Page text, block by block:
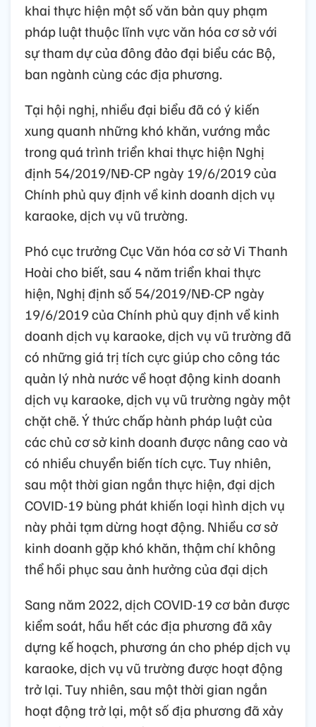
khai thực hiện một số văn bản quy phạm
pháp luật thuộc lĩnh vực văn hóa cơ sở với
sự tham dự của đông đảo đại biểu các Bộ,
ban ngành cùng các địa phương.
Tại hội nghị, nhiều đại biểu đã có ý kiến
xung quanh những khó khăn, vướng mắc
trong quá trình triển khai thực hiện Nghị
định 54/2019/NĐ-CP ngày 19/6/2019 của
Chính phủ quy định về kinh doanh dịch vụ
karaoke, dịch vụ vũ trường.
Phó cục trưởng Cục Văn hóa cơ sở Vi Thanh
Hoài cho biết, sau 4 năm triển khai thực
hiện, Nghị định số 54/2019/NĐ-CP ngày
19/6/2019 của Chính phủ quy định về kinh
doanh dịch vụ karaoke, dịch vụ vũ trường đã
có những giá trị tích cực giúp cho công tác
quản lý nhà nước về hoạt động kinh doanh
dịch vụ karaoke, dịch vụ vũ trường ngày một
chặt chẽ. Ý thức chấp hành pháp luật của
các chủ cơ sở kinh doanh được nâng cao và
có nhiều chuyển biến tích cực. Tuy nhiên,
sau một thời gian ngắn thực hiện, đại dịch
COVID-19 bùng phát khiến loại hình dịch vụ
này phải tạm dừng hoạt động. Nhiều cơ sở
kinh doanh gặp khó khăn, thậm chí không
thể hồi phục sau ảnh hưởng của đại dịch
Sang năm 2022, dịch COVID-19 cơ bản được
kiểm soát, hầu hết các địa phương đã xây
dựng kế hoạch, phương án cho phép dịch vụ
karaoke, dịch vụ vũ trường được hoạt động
trở lại. Tuy nhiên, sau một thời gian ngắn
hoạt động trở lại, một số địa phương đã xảy